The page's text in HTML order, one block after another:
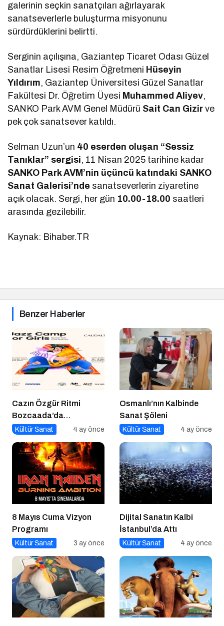
galerinin seçkin sanatçıları ağırlayarak
sanatseverlerle buluşturma misyonunu
sürdürdüklerini belirtti.
Serginin açılışına, Gaziantep Ticaret Odası Güzel
Sanatlar Lisesi Resim Öğretmeni Hüseyin
Yıldırım, Gaziantep Üniversitesi Güzel Sanatlar
Fakültesi Dr. Öğretim Üyesi Muhammed Aliyev,
SANKO Park AVM Genel Müdürü Sait Can Gizir ve
pek çok sanatsever katıldı.
Selman Uzun’un 40 eserden oluşan “Sessiz
Tanıklar” sergisi, 11 Nisan 2025 tarihine kadar
SANKO Park AVM’nin üçüncü katındaki SANKO
Sanat Galerisi’nde sanatseverlerin ziyaretine
açık olacak. Sergi, her gün 10.00-18.00 saatleri
arasında gezilebilir.
Kaynak: Bihaber.TR
Benzer Haberler
Cazın Özgür Ritmi
Bozcaada’da
Yankılanıyor
Kültür Sanat 4 ay önce
Osmanlı’nın Kalbinde
Sanat Şöleni
Kültür Sanat 4 ay önce
8 Mayıs Cuma Vizyon
Programı
Kültür Sanat 3 ay önce
Dijital Sanatın Kalbi
İstanbul’da Attı
Kültür Sanat 4 ay önce